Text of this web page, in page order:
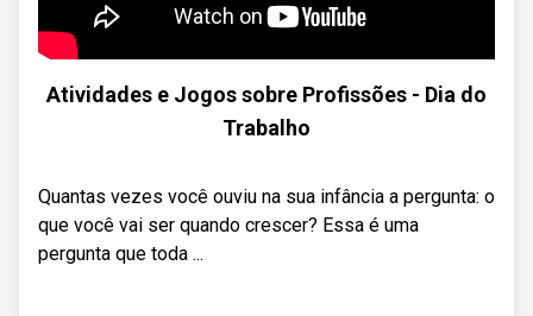
Atividades e Jogos sobre Profissões - Dia do
Trabalho
Quantas vezes você ouviu na sua infância a pergunta: o
que você vai ser quando crescer? Essa é uma
pergunta que toda ...